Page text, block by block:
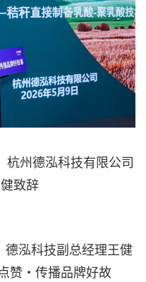
杭州德泓科技有限公司
致辞
泓科技副总经理王健
赞・传播品牌好故